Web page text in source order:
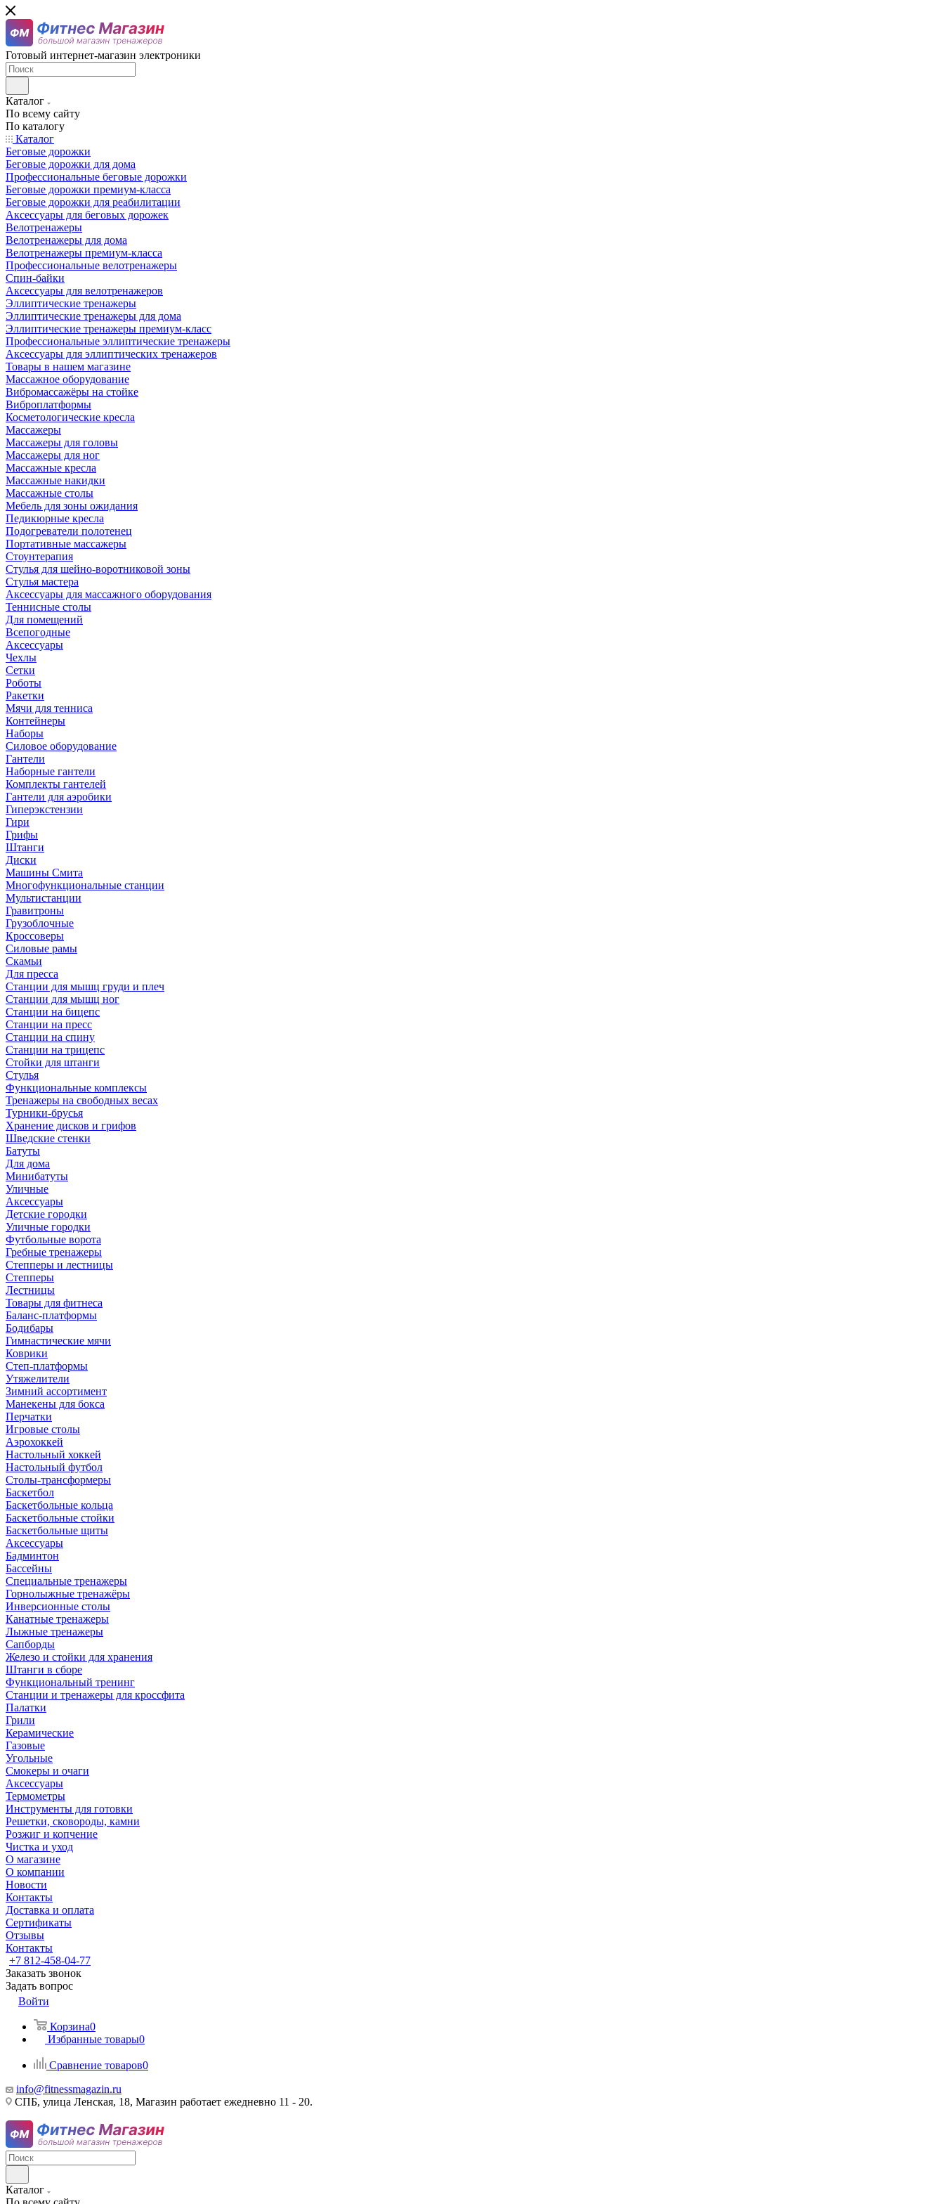
Готовый интернет-магазин электроники
Каталог
По всему сайту
По каталогу
Каталог
Беговые дорожки
Беговые дорожки для дома
Профессиональные беговые дорожки
Беговые дорожки премиум-класса
Беговые дорожки для реабилитации
Аксессуары для беговых дорожек
Велотренажеры
Велотренажеры для дома
Велотренажеры премиум-класса
Профессиональные велотренажеры
Спин-байки
Аксессуары для велотренажеров
Эллиптические тренажеры
Эллиптические тренажеры для дома
Эллиптические тренажеры премиум-класс
Профессиональные эллиптические тренажеры
Аксессуары для эллиптических тренажеров
Товары в нашем магазине
Массажное оборудование
Вибромассажёры на стойке
Виброплатформы
Косметологические кресла
Массажеры
Массажеры для головы
Массажеры для ног
Массажные кресла
Массажные накидки
Массажные столы
Мебель для зоны ожидания
Педикюрные кресла
Подогреватели полотенец
Портативные массажеры
Стоунтерапия
Стулья для шейно-воротниковой зоны
Стулья мастера
Аксессуары для массажного оборудования
Теннисные столы
Для помещений
Всепогодные
Аксессуары
Чехлы
Сетки
Роботы
Ракетки
Мячи для тенниса
Контейнеры
Наборы
Силовое оборудование
Гантели
Наборные гантели
Комплекты гантелей
Гантели для аэробики
Гиперэкстензии
Гири
Грифы
Штанги
Диски
Машины Смита
Многофункциональные станции
Мультистанции
Гравитроны
Грузоблочные
Кроссоверы
Силовые рамы
Скамьи
Для пресса
Станции для мышц груди и плеч
Станции для мышц ног
Станции на бицепс
Станции на пресс
Станции на спину
Станции на трицепс
Стойки для штанги
Стулья
Функциональные комплексы
Тренажеры на свободных весах
Турники-брусья
Хранение дисков и грифов
Шведские стенки
Батуты
Для дома
Минибатуты
Уличные
Аксессуары
Детские городки
Уличные городки
Футбольные ворота
Гребные тренажеры
Степперы и лестницы
Степперы
Лестницы
Товары для фитнеса
Баланс-платформы
Бодибары
Гимнастические мячи
Коврики
Степ-платформы
Утяжелители
Зимний ассортимент
Манекены для бокса
Перчатки
Игровые столы
Аэрохоккей
Настольный хоккей
Настольный футбол
Столы-трансформеры
Баскетбол
Баскетбольные кольца
Баскетбольные стойки
Баскетбольные щиты
Аксессуары
Бадминтон
Бассейны
Специальные тренажеры
Горнолыжные тренажёры
Инверсионные столы
Канатные тренажеры
Лыжные тренажеры
Сапборды
Железо и стойки для хранения
Штанги в сборе
Функциональный тренинг
Станции и тренажеры для кроссфита
Палатки
Грили
Керамические
Газовые
Угольные
Смокеры и очаги
Аксессуары
Термометры
Инструменты для готовки
Решетки, сковороды, камни
Розжиг и копчение
Чистка и уход
О магазине
О компании
Новости
Контакты
Доставка и оплата
Сертификаты
Отзывы
Контакты
+7 812-458-04-77
Заказать звонок
Задать вопрос
Войти
Корзина0
Избранные товары0
Сравнение товаров0
info@fitnessmagazin.ru
СПБ, улица Ленская, 18, Магазин работает ежедневно 11 - 20.
Каталог